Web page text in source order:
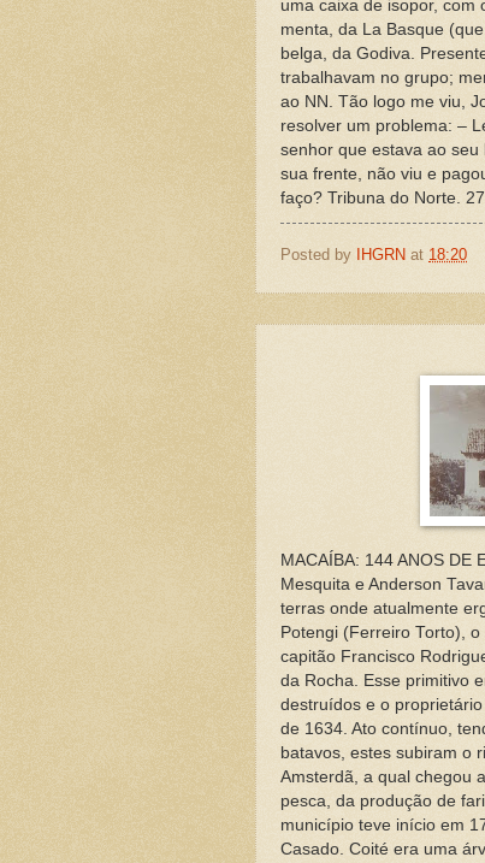
uma caixa de isopor, com
menta, da La Basque
belga, da Godiva.
trabalhavam no grupo;
ao NN. Tão logo me viu,
resolver um problema: –
senhor que estava ao
sua frente, não viu e
faço? Tribuna do Norte. 27
Posted by IHGRN at 18:20
MACAÍBA: 144 ANOS DE
Mesquita e Anderson
terras onde atualmente
Potengi (Ferreiro Torto),
capitão Francisco
da Rocha. Esse primitivo
destruídos e o
de 1634. Ato contínuo,
batavos, estes subiram o
Amsterdã, a qual chegou
pesca, da produção de
município teve início em
Casado. Coité era uma